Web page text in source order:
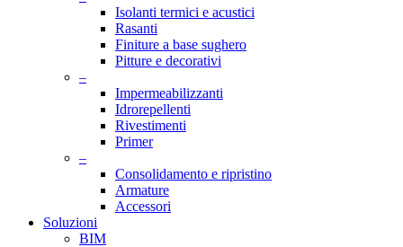
Isolanti termici e acustici
Rasanti
Finiture a base sughero
Pitture e decorativi
–
Impermeabilizzanti
Idrorepellenti
Rivestimenti
Primer
–
Consolidamento e ripristino
Armature
Accessori
Soluzioni
BIM